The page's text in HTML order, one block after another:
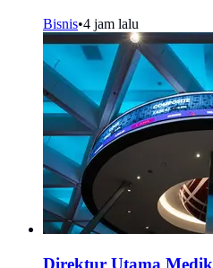
Bisnis•4 jam lalu
Direktur Utama